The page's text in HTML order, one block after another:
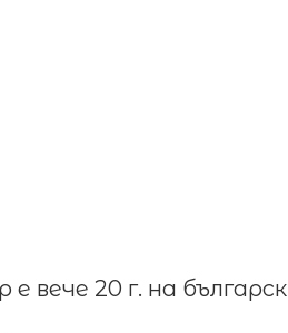
вече 20 г. на